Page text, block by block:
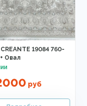
19084 760-
Овал
руб